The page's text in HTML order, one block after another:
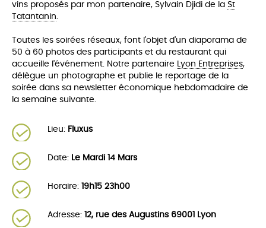
vins proposés par mon partenaire, Sylvain Djidi de la St
Tatantanin.
Toutes les soirées réseaux, font l'objet d'un diaporama de
50 à 60 photos des participants et du restaurant qui
accueille l'événement. Notre partenaire Lyon Entreprises,
délègue un photographe et publie le reportage de la
soirée dans sa newsletter économique hebdomadaire de
la semaine suivante.
Lieu: Fluxus
Date: Le Mardi 14 Mars
Horaire: 19h15 23h00
Adresse: 12, rue des Augustins 69001 Lyon